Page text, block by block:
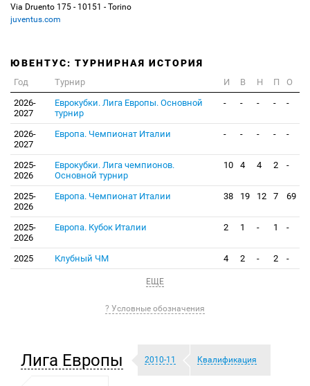
Via Druento 175 - 10151 - Torino
juventus.com
ЮВЕНТУС: ТУРНИРНАЯ ИСТОРИЯ
Год Турнир И В Н П
О
2026-
2027
Еврокубки. Лига Европы. Основной
турнир
- - - - -
2026-
2027
Европа. Чемпионат Италии - - - - -
2025-
2026
Еврокубки. Лига чемпионов.
Основной турнир
10 4 4 2 -
2025-
2026
Европа. Чемпионат Италии 38 19 12 7 69
2025-
2026
Европа. Кубок Италии 2 1 - 1 -
2025 Клубный ЧМ 4 2 - 2 -
ЕЩЕ
? Условные обозначения
Лига Европы 2010-11 Квалификация